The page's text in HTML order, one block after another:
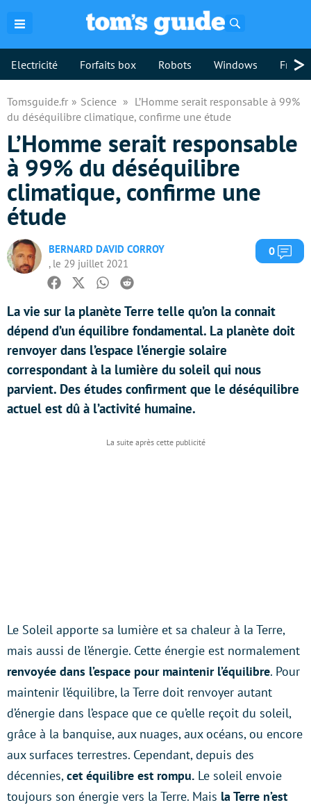
Electricité Forfaits box Robots Windows >
Tomsguide.fr Science
L’Homme serait responsable à 99%
du déséquilibre climatique, confirme une étude
L’Homme serait responsable
à 99% du déséquilibre
climatique, confirme une
étude
BERNARD DAVID CORROY
, le 29 juillet 2021
0
Facebook
TwitterWhatsapp
Reddit
La vie sur la planète Terre telle qu’on la connait
dépend d’un équilibre fondamental. La planète doit
renvoyer dans l’espace l’énergie solaire
correspondant à la lumière du soleil qui nous
parvient. Des études confirment que le déséquilibre
actuel est dû à l’activité humaine.
Le Soleil apporte sa lumière et sa chaleur à la Terre,
mais aussi de l’énergie. Cette énergie est normalement
renvoyée dans l’espace pour maintenir l’équilibre. Pour
maintenir l’équilibre, la Terre doit renvoyer autant
d’énergie dans l’espace que ce qu’elle reçoit du soleil,
grâce à la banquise, aux nuages, aux océans, ou encore
aux surfaces terrestres. Cependant, depuis des
décennies,cet équilibre est rompu. Le soleil envoie
toujours son énergie vers la Terre. Mais la Terre n’est